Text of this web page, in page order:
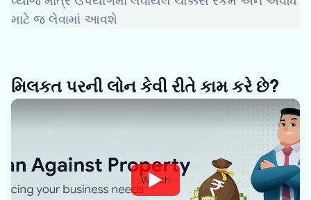
માટે જ લેવામાં આવશે
મિલકત પરની લોન કેવી રીતે કામ કરે છે?
Watch